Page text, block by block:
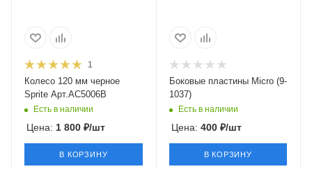
1
Колесо 120 мм черное
Sprite Арт.AC5006B
Есть в наличии
Цена: 1 800 ₽/шт
В КОРЗИНУ
Боковые пластины Micro (9-
1037)
Есть в наличии
Цена: 400₽/шт
В КОРЗИНУ